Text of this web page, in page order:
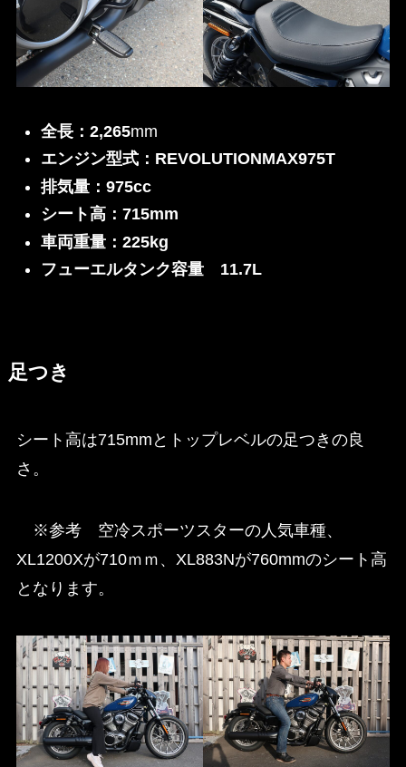
全長：2,265mm
エンジン型式：REVOLUTIONMAX975T
排気量：975cc
シート高：715mm
車両重量：225kg
フューエルタンク容量 11.7L
足つき
シート高は715mmとトップレベルの足つきの良
さ。
※参考 空冷スポーツスターの人気車種、
XL1200Xが710ｍｍ、XL883Nが760mmのシート高
となります。